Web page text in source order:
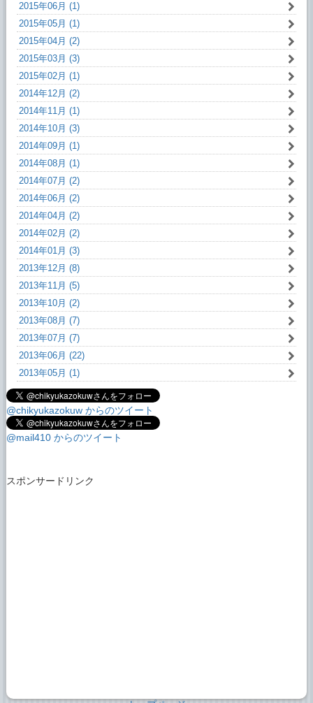
2015年06月 (1)
2015年05月 (1)
2015年04月 (2)
2015年03月 (3)
2015年02月 (1)
2014年12月 (2)
2014年11月 (1)
2014年10月 (3)
2014年09月 (1)
2014年08月 (1)
2014年07月 (2)
2014年06月 (2)
2014年04月 (2)
2014年02月 (2)
2014年01月 (3)
2013年12月 (8)
2013年11月 (5)
2013年10月 (2)
2013年08月 (7)
2013年07月 (7)
2013年06月 (22)
2013年05月 (1)
@chikyukazokuw からのツイート
@mail410 からのツイート
スポンサードリンク